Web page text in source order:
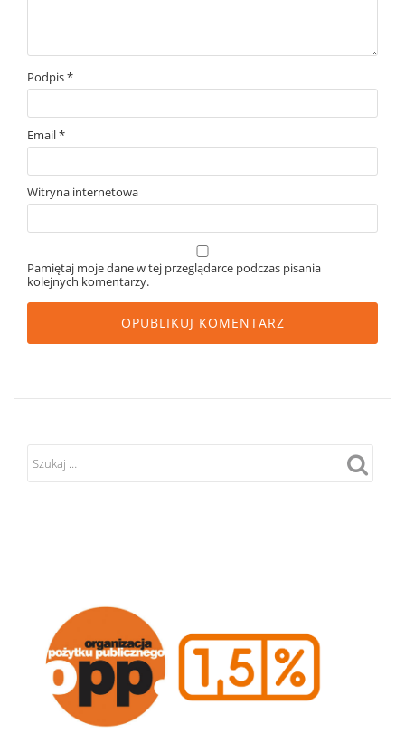
Podpis*
Email*
Witryna internetowa
Pamiętaj moje dane w tej przeglądarce podczas pisania
kolejnych komentarzy.